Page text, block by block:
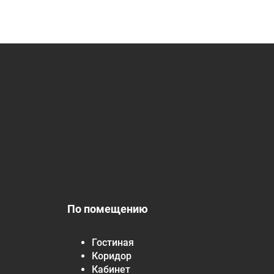
По помещению
Гостиная
Коридор
Кабинет